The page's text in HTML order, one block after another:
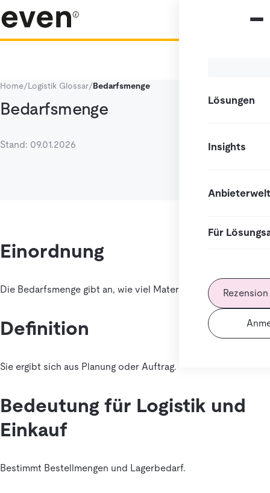
Lösungen
Insights
Anbieterwelt
Für
Home/Logistik Glossar/Bedarfsmenge
Bedarfsmenge
Stand: 09.01.2026
Einordnung
Die Bedarfsmenge gibt an, wie viel Material benötigt wird.
Definition
Sie ergibt sich aus Planung oder Auftrag.
Bedeutung für Logistik und
Einkauf
Bestimmt Bestellmengen und Lagerbedarf.